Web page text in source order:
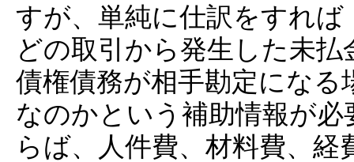
すが、単純に仕訳をすれ
どの取引から発生した未
債権債務が相手勘定にな
なのかという補助情報が
らば、人件費、材料費、